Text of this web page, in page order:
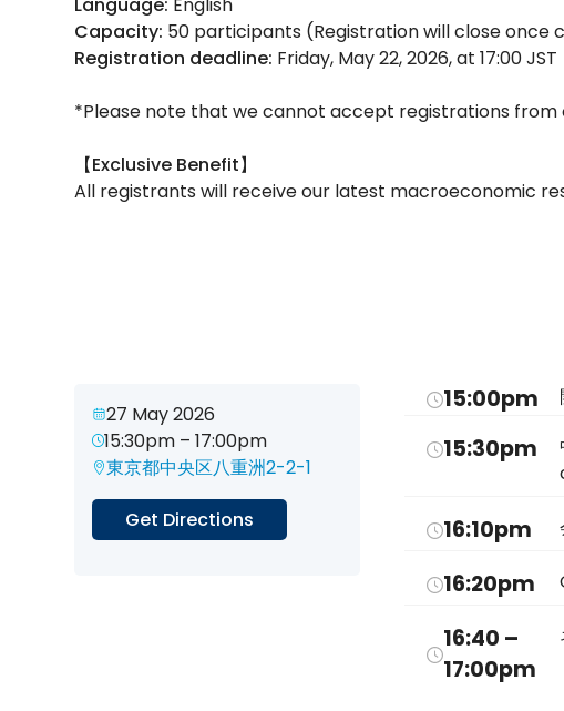
Language: English
Capacity: 50 participants (Registration will close once
Registration deadline: Friday, May 22, 2026, at 17:00 JST
*Please note that we cannot accept registrations from
【Exclusive Benefit】
All registrants will receive our latest macroeconomic
27 May 2026
15:30pm – 17:00pm
東京都中央区八重洲2-2-1
Get Directions
15:00pm
15:30pm
16:10pm
16:20pm
16:40 –
17:00pm